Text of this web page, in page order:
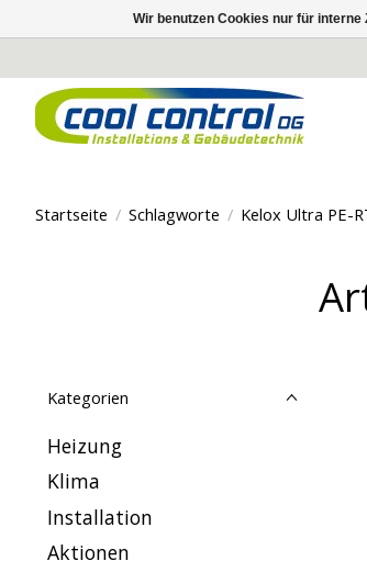
Startseite / Schlagworte / Kelox Ultra PE-
Kategorien
Heizung
Klima
Installation
Aktionen
Wir benutzen Cookies nur für